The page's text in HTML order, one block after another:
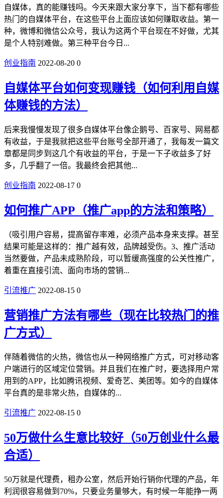
自媒体，真的能赚钱吗。今天来跟大家分享下，当下都有哪些
热门的自媒体平台，在这些平台上面应该如何赚取收益。第一
种，微博和微信公众号，我认为这两个平台现在不好做，尤其
是个人特别难做。第三种平台今日...
创业指南 2022-08-20 0
自媒体平台如何变现赚钱（如何利用自媒
体赚钱的方法）
后来我慢慢发现了很多自媒体平台像企鹅号、百家号、网易都
有收益，于是我就把这些平台账号全部开通了，我每发一篇文
章都是同步到这几个有收益的平台，于是一下子收益多了好
多，几乎翻了一倍。我最终会把其他...
创业指南 2022-08-17 0
如何推广APP（推广app的方法和策略）
（吸引用户容易，提高留存率难，必须产品本身来支撑。甚至
结果可能是这样的：推广越有效，品牌越受伤。3、推广活动
当然要做，产品未成熟阶段，可以暂缓高强度的公关性推广，
着重在直接引流、面向市场的营销...
引流推广 2022-08-15 0
营销推广方法有哪些（现在比较热门的推
广方式）
伴随着微信的火热，微信也从一种网络推广方式，可对移动客
户端进行的区域定位营销。并且我们在推广时，要选择用户常
用到的APP，比如腾讯视频、爱奇艺、美团等。如今的自媒体
平台真的是非常火热，自媒体的...
引流推广 2022-08-15 0
50万做什么生意比较好（50万创业什么最
合适）
50万就是代理费，租办公室，然后开始行销你代理的产品，年
利润很容易做到70%，只要业务量够大，有时候一年能挣一两